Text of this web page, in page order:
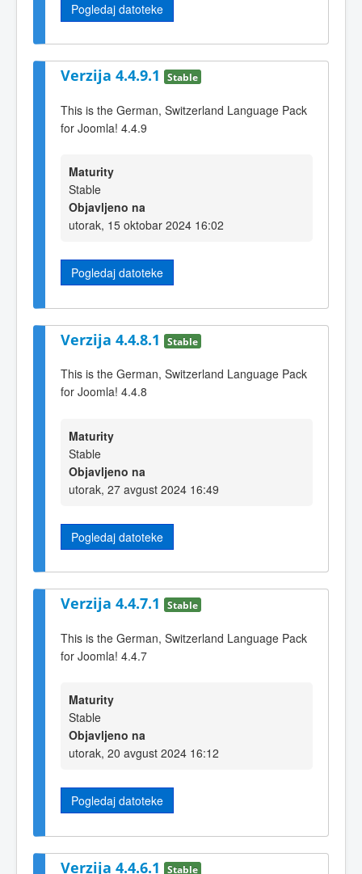
Pogledaj datoteke
Verzija 4.4.9.1 Stable
This is the German, Switzerland Language Pack
for Joomla! 4.4.9
Maturity
Stable
Objavljeno na
utorak, 15 oktobar 2024 16:02
Pogledaj datoteke
Verzija 4.4.8.1 Stable
This is the German, Switzerland Language Pack
for Joomla! 4.4.8
Maturity
Stable
Objavljeno na
utorak, 27 avgust 2024 16:49
Pogledaj datoteke
Verzija 4.4.7.1 Stable
This is the German, Switzerland Language Pack
for Joomla! 4.4.7
Maturity
Stable
Objavljeno na
utorak, 20 avgust 2024 16:12
Pogledaj datoteke
Verzija 4.4.6.1 Stable